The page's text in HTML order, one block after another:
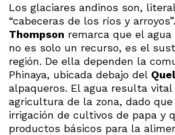
Los glaciares andinos son,
“cabeceras de los ríos y arroyos”.
Thompson remarca que el
no es solo un recurso, es el
región. De ella dependen la
Phinaya, ubicada debajo del
alpaqueros. El agua resulta
agricultura de la zona, dado
irrigación de cultivos de papa y
productos básicos para la